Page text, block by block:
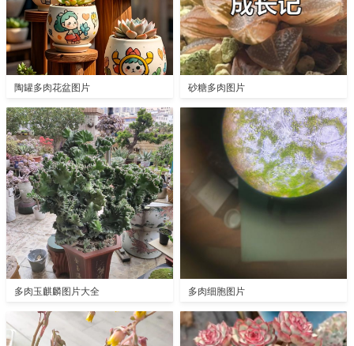
陶罐多肉花盆图片 砂糖多肉图片
多肉玉麒麟图片大全 多肉细胞图片